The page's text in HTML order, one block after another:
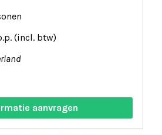
(incl. btw)
aanvragen